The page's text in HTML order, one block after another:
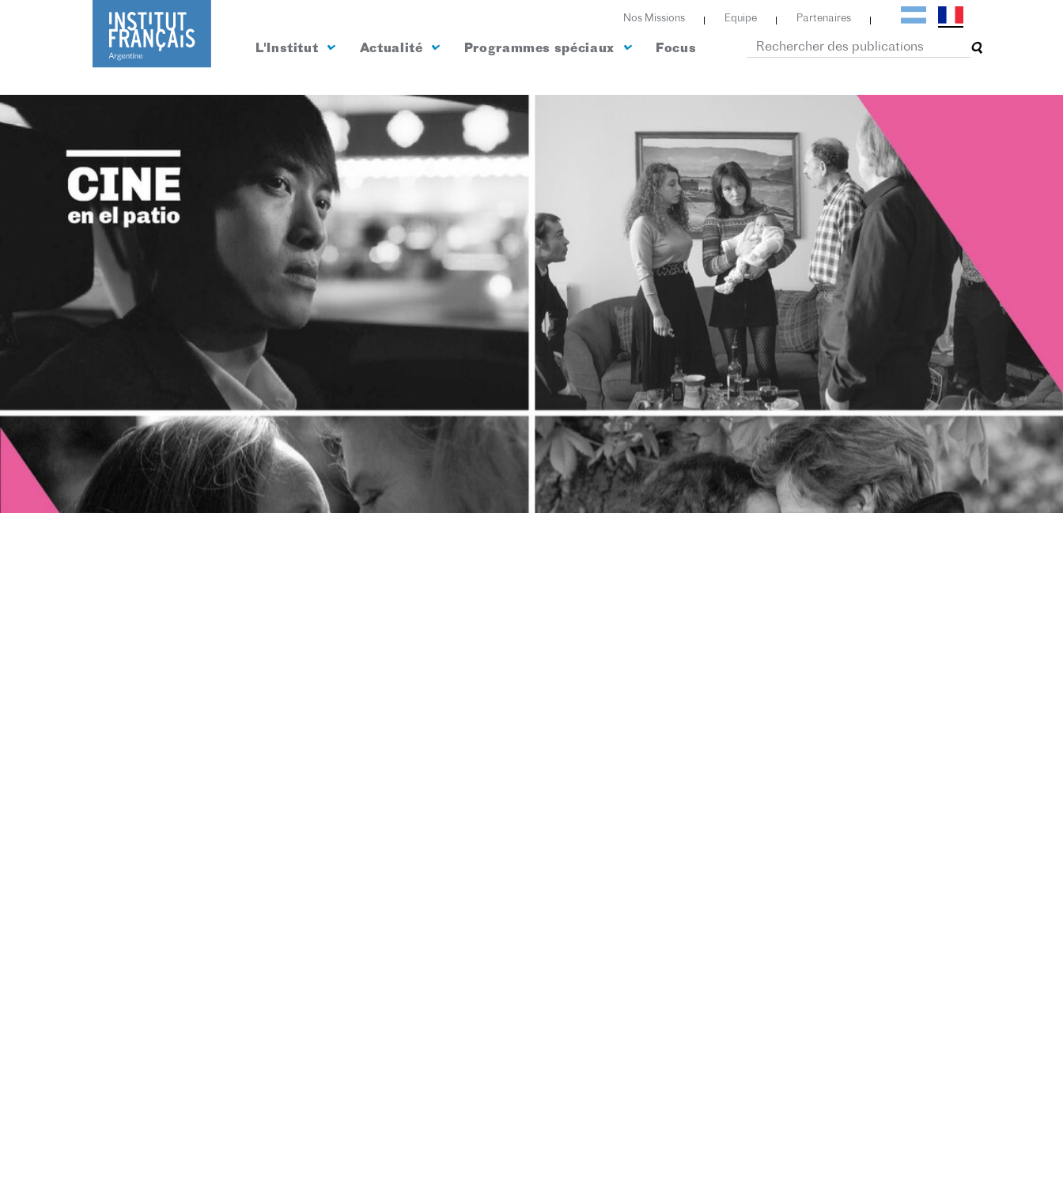
Nos Missions Equipe Partenaires
L'Institut Actualité Programmes spéciaux Focus